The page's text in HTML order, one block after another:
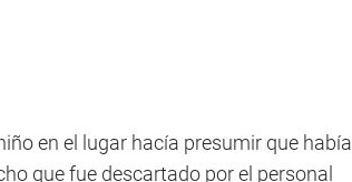
en el lugar hacía presumir que había
que fue descartado por el personal